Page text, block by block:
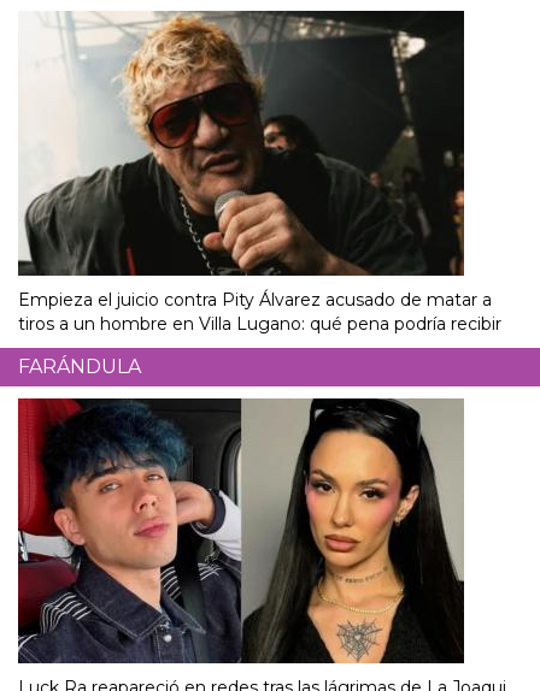
Empieza el juicio contra Pity Álvarez acusado de matar a
tiros a un hombre en Villa Lugano: qué pena podría recibir
FARÁNDULA